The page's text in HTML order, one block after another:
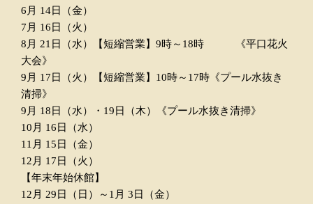
6月 14日（金）
7月 16日（火）
8月 21日（水）【短縮営業】9時～18時 《平口花火
大会》
9月 17日（火）【短縮営業】10時～17時《プール水抜き
清掃》
9月 18日（水）・19日（木）《プール水抜き清掃》
10月 16日（水）
11月 15日（金）
12月 17日（火）
【年末年始休館】
12月 29日（日）～1月 3日（金）